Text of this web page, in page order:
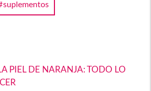
suplementos
PIEL DE NARANJA: TODO LO